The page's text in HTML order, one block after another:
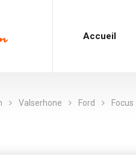
Accueil
Valserhone Ford Focus